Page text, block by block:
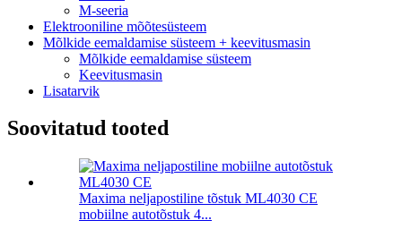
M-seeria
Elektrooniline mõõtesüsteem
Mõlkide eemaldamise süsteem + keevitusmasin
Mõlkide eemaldamise süsteem
Keevitusmasin
Lisatarvik
Soovitatud tooted
Maxima neljapostiline tõstuk ML4030 CE
mobiilne autotõstuk 4...